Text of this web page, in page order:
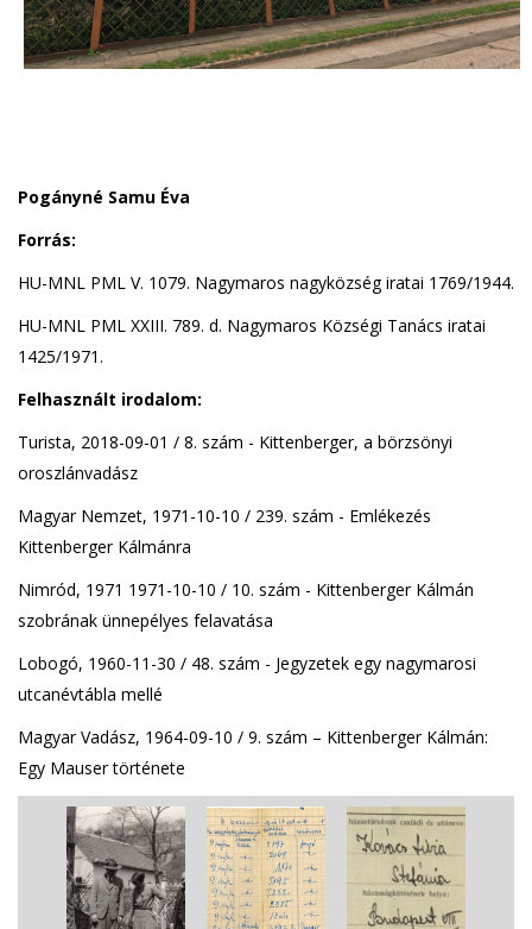
Pogányné Samu Éva
Forrás:
HU-MNL PML V. 1079. Nagymaros nagyközség iratai 1769/1944.
HU-MNL PML XXIII. 789. d. Nagymaros Községi Tanács iratai
1425/1971.
Felhasznált irodalom:
Turista, 2018-09-01 / 8. szám - Kittenberger, a börzsönyi
oroszlánvadász
Magyar Nemzet, 1971-10-10 / 239. szám - Emlékezés
Kittenberger Kálmánra
Nimród, 1971 1971-10-10 / 10. szám - Kittenberger Kálmán
szobrának ünnepélyes felavatása
Lobogó, 1960-11-30 / 48. szám - Jegyzetek egy nagymarosi
utcanévtábla mellé
Magyar Vadász, 1964-09-10 / 9. szám – Kittenberger Kálmán:
Egy Mauser története